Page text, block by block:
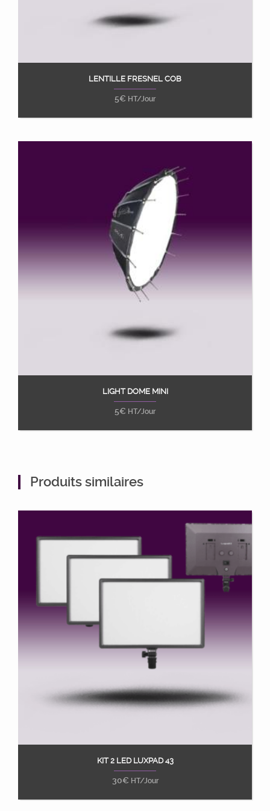
Ajouter au panier
LENTILLE FRESNEL COB
5€ HT/Jour
Ajouter au panier
LIGHT DOME MINI
5€ HT/Jour
Produits similaires
Ajouter au panier
KIT 2 LED LUXPAD 43
30€ HT/Jour